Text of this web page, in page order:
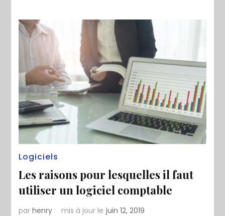
Logiciels
Les raisons pour lesquelles il faut
utiliser un logiciel comptable
parhenry mis à jour le juin 12, 2019